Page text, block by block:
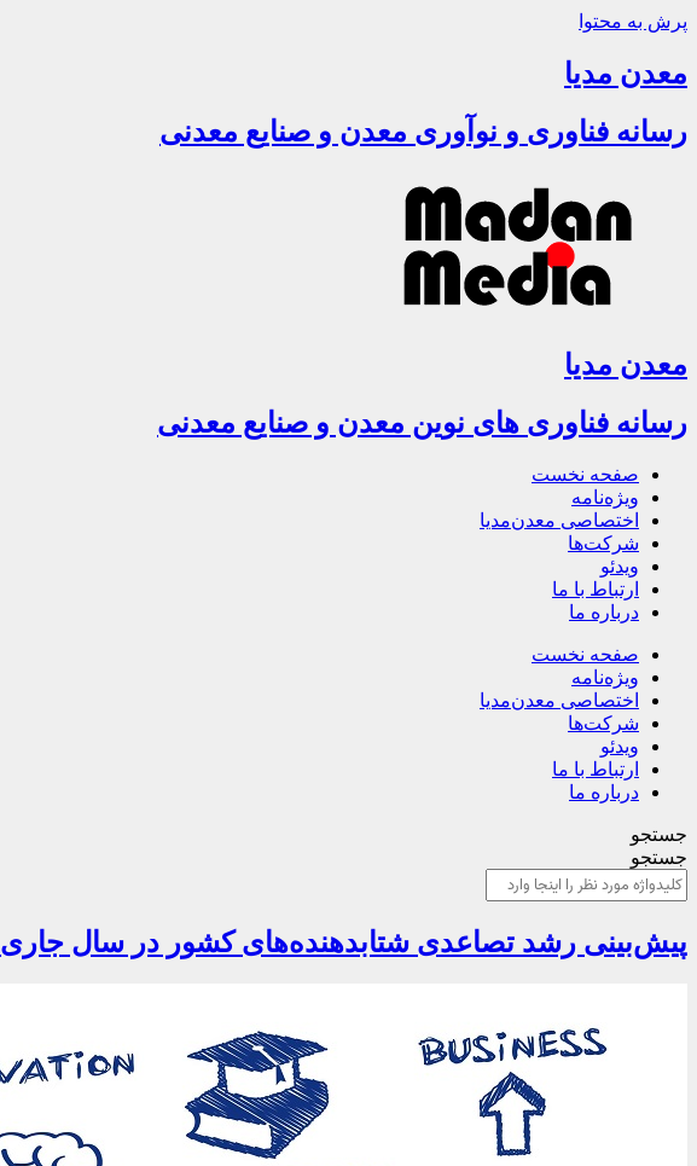
پرش به محتوا
معدن مدیا
رسانه فناوری و نوآوری معدن و صنایع معدنی
معدن مدیا
رسانه فناوری های نوین معدن و صنایع معدنی
صفحه نخست
ویژه‌نامه
اختصاصی معدن‌مدیا
شرکت‌ها
ویدئو
ارتباط با ما
درباره ما
صفحه نخست
ویژه‌نامه
اختصاصی معدن‌مدیا
شرکت‌ها
ویدئو
ارتباط با ما
درباره ما
جستجو
جستجو
پیش‌بینی رشد تصاعدی شتابدهنده‌های کشور در سال جاری